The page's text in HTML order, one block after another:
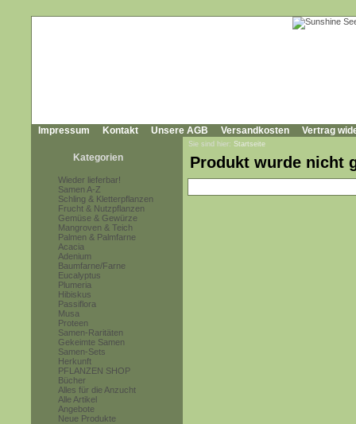
Impressum Kontakt Unsere AGB Versandkosten Vertrag
Kategorien
Wieder lieferbar!
Samen A-Z
Schling & Kletterpflanzen
Frucht & Nutzpflanzen
Gemüse & Gewürze
Mangroven & Teich
Palmen & Palmfarne
Acacia
Adenium
Baumfarne/Farne
Eucalyptus
Plumeria
Hibiskus
Passiflora
Musa
Proteen
Samen-Raritäten
Gekeimte Samen
Samen-Sets
Herkunft
PFLANZEN SHOP
Bücher
Alles für die Anzucht
Alle Artikel
Angebote
Neue Produkte
Sie sind hier: Startseite
Produkt wurde nicht